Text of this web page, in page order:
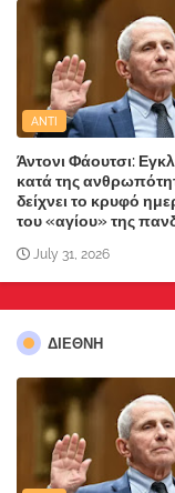
ANTI
Άντονι Φάουτσι:
κατά της
δείχνει το κρυφό
του «αγίου» της
July 31, 2026
ΔΙΕΘΝΗ